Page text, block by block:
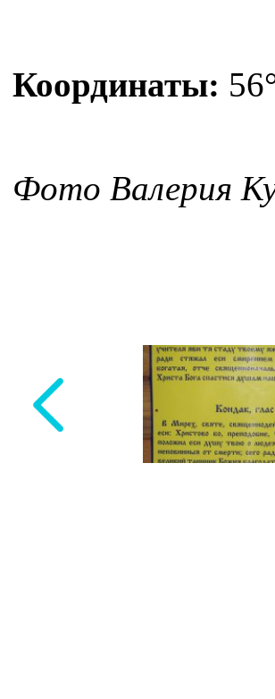
Координаты:
Фото Валерия